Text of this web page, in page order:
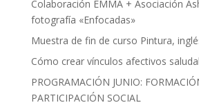
Colaboración EMMA + Asociación
fotografía «Enfocadas»
Muestra de fin de curso Pintura,
Cómo crear vínculos afectivos
PROGRAMACIÓN JUNIO:
PARTICIPACIÓN SOCIAL